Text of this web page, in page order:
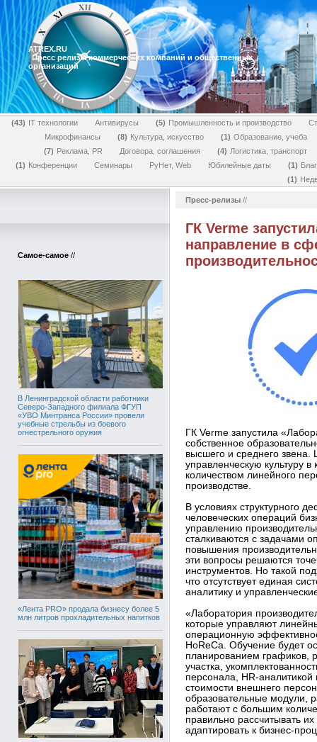
ATREX.RU
Пресс релизы коммерческих компаний и общественных
организаций
43 IT технологии Антивирусы 5 Промышленность и производство
Микрофинансы
8 Культура, искусство 1
Образование, учеба
7
Реклама, PR Договора, соглашения 4
Логистика, транспорт
1
Конференции Семинары РуНет, Web Юбилейные даты 1
1
Самое-самое //
В Ленинградской области работники
Северо-Западного филиала ФГУП
«УВО Минтранса России» провели
учебные стрельбы из боевого
огнестрельного оружия
«Лента PRO» продала бизнесу более 5
млн литров прохладительных напитков
Пресс-релизы //
ГК Verme
направление в
ГК Verme запустила
собственное
высшего и среднего
управленческую культуру
количеством линейного
производстве.
В условиях структурного
человеческих операций
управлению
сталкиваются с задачами
повышения
эти вопросы решаются
инструментов. Но такой
что отсутствует единая
аналитику и
«Лаборатория
которые управляют
операционную
HoReCa. Обучение будет
планированием графиков,
участка,
персонала, HR-
стоимости внешнего
образовательные модули,
работают с большим
правильно рассчитывать
адаптировать к бизнес-